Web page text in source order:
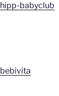
babyclub